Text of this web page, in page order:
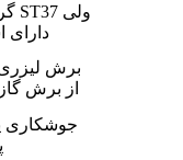
دارای
برش لیزری
از برش
جوشکاری